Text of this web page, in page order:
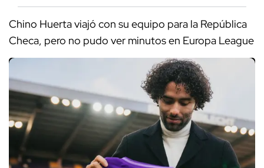
Chino Huerta viajó con su equipo para la República
Checa, pero no pudo ver minutos en Europa League